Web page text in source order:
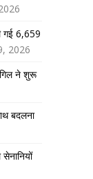
गई 6,659
2026
ने शुरू
बदलना